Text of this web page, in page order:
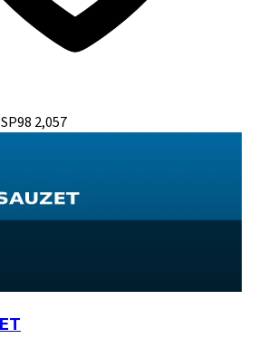
SP98 2,057